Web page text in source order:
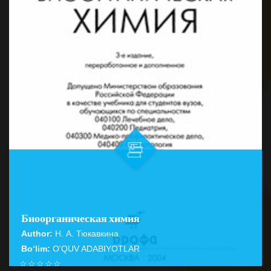
Биоорганическая химия
Author: Н. А. Тюкавкина
Bo‘lim: O'QUV ADABIYOTLAR
☆
☆
☆
☆
☆